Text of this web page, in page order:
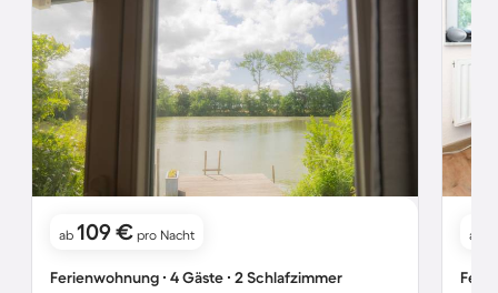
ab 109 € pro Nacht
Ferienwohnung ∙ 4 Gäste ∙ 2 Schlafzimmer
ab